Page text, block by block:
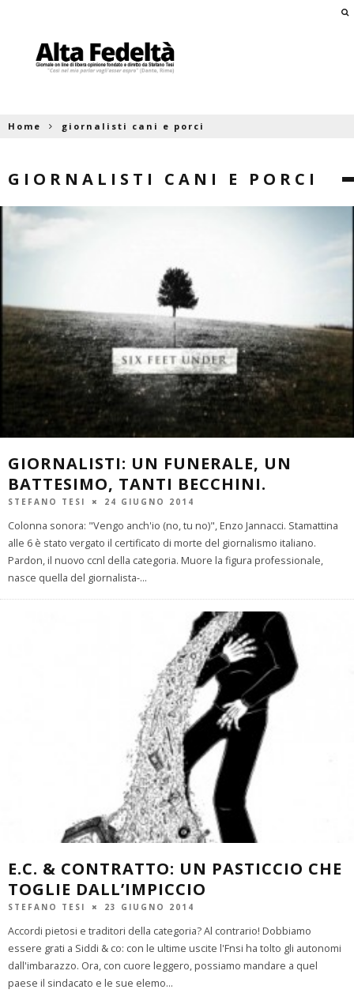
Home giornalisti cani e porci
GIORNALISTI CANI E PORCI
GIORNALISTI: UN FUNERALE, UN
BATTESIMO, TANTI BECCHINI.
STEFANO TESI 24 GIUGNO 2014
Colonna sonora: "Vengo anch'io (no, tu no)", Enzo Jannacci. Stamattina
alle 6 è stato vergato il certificato di morte del giornalismo italiano.
Pardon, il nuovo ccnl della categoria. Muore la figura professionale,
nasce quella del giornalista-...
E.C. & CONTRATTO: UN PASTICCIO CHE
TOGLIE DALL’IMPICCIO
STEFANO TESI 23 GIUGNO 2014
Accordi pietosi e traditori della categoria? Al contrario! Dobbiamo
essere grati a Siddi & co: con le ultime uscite l'Fnsi ha tolto gli autonomi
dall'imbarazzo. Ora, con cuore leggero, possiamo mandare a quel
paese il sindacato e le sue elemo...